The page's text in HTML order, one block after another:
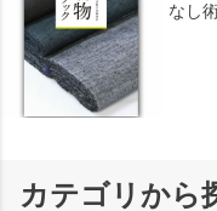
なし
カテゴリから